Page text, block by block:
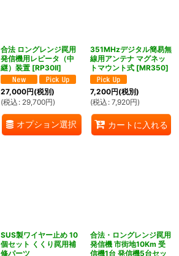
合法 ロングレンジ罠用
発信機用レピータ（中
継）装置 [RP30II]
27,000円(税別)
(税込 : 29,700円)
オプション選択
351MHzデジタル簡易無
線用アンテナ マグネッ
トマウント式 [MR350]
7,200円(税別)
(税込 : 7,920円)
カートに入れる
SUS製ワイヤー止め 10
個セット くくり罠用補
修パーツ
合法・ロングレンジ罠用
発信機 市街地10Km 受
信機1台 発信機5台セッ